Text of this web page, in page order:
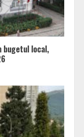
bugetul local,